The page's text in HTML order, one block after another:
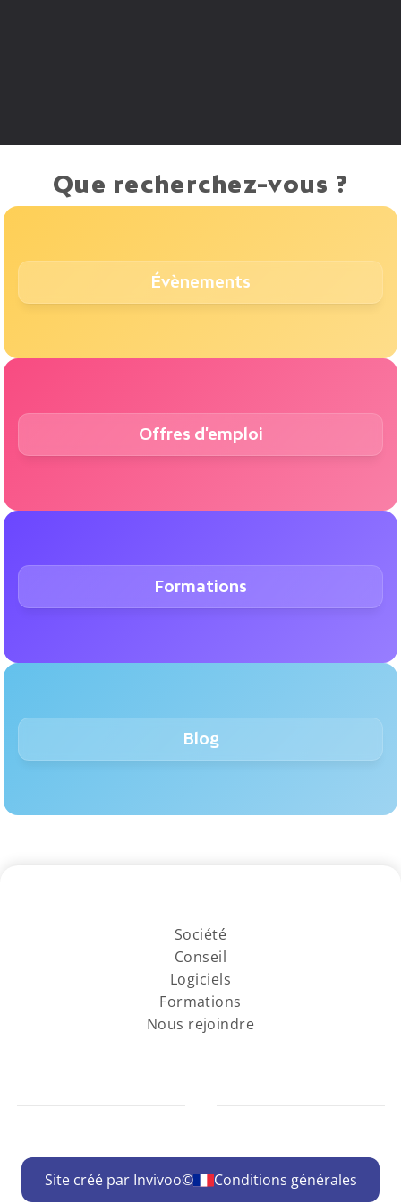
Que recherchez-vous ?
Évènements
Offres d'emploi
Formations
Blog
Société
Conseil
Logiciels
Formations
Nous rejoindre
Site créé par Invivoo© Conditions générales